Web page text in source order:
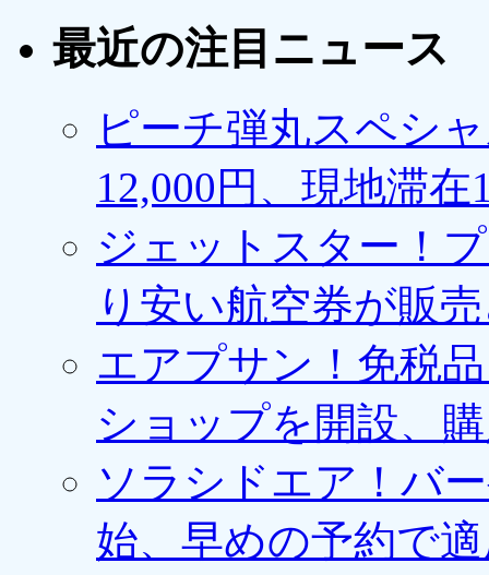
最近の注目ニュース
ピーチ弾丸スペシ
12,000円、現地滞
ジェットスター！
り安い航空券が販
エアプサン！免税
ショップを開設、
ソラシドエア！バ
始、早めの予約で